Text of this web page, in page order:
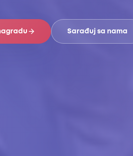
Sarađuj sa nama